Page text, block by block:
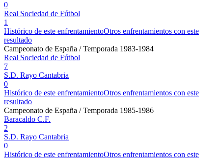
0
Real Sociedad de Fútbol
1
Histórico de este enfrentamientoOtros enfrentamientos con este
resultado
Campeonato de España / Temporada 1983-1984
Real Sociedad de Fútbol
7
S.D. Rayo Cantabria
0
Histórico de este enfrentamientoOtros enfrentamientos con este
resultado
Campeonato de España / Temporada 1985-1986
Baracaldo C.F.
2
S.D. Rayo Cantabria
0
Histórico de este enfrentamientoOtros enfrentamientos con este